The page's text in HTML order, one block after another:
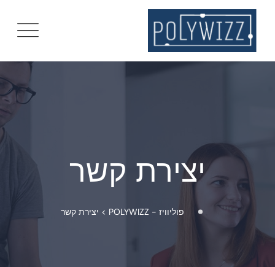
יצירת קשר
פוליוויז - POLYWIZZ > יצירת קשר